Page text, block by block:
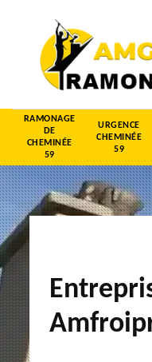
RAMONAGE
DE
CHEMINÉE
59
URGENCE
CHEMINÉE
59